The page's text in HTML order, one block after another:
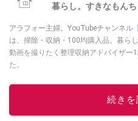
暮らし。すきなもん
アラフォー主婦。YouTubeチャンネル
は、掃除・収納・100均購入品。暮ら
動画を撮りたく整理収納アドバイザー
た。
この
続きを